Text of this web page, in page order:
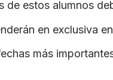
de estos alumnos
en exclusiva
más